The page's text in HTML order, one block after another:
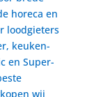
horeca en
loodgieters
keuken-
en Super-
wij